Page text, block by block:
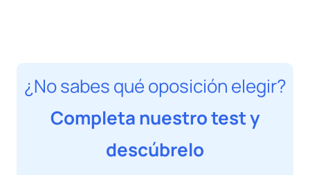
¿No sabes qué oposición elegir?
Completa nuestro test y
descúbrelo